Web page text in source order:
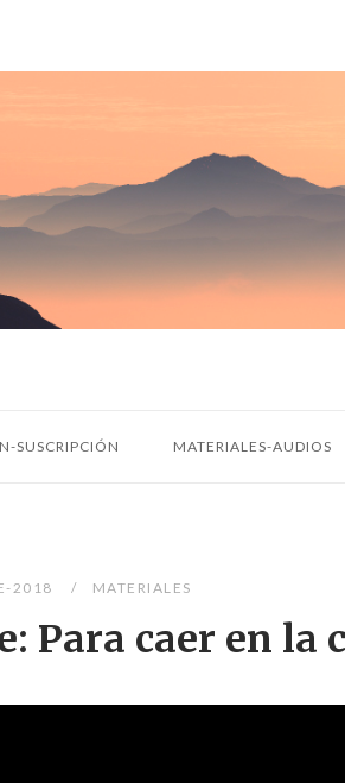
SUSCRIPCIÓN MATERIALES-AUDIOS
2018 MATERIALES
Para caer en la